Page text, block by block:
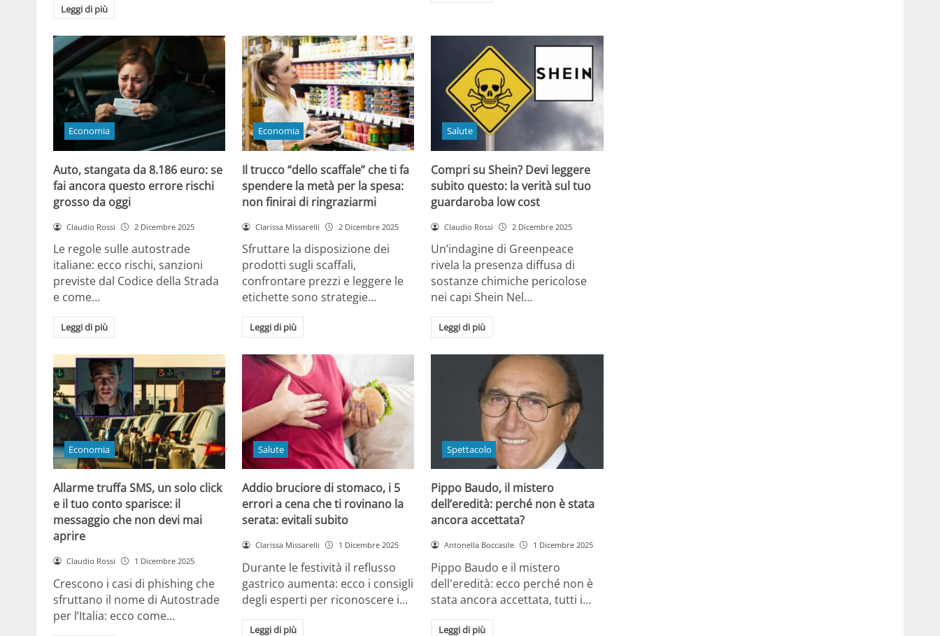
Leggi di più
Economia
Auto, stangata da 8.186 euro: se
fai ancora questo errore rischi
grosso da oggi
Claudio Rossi 2 Dicembre 2025
Le regole sulle autostrade
italiane: ecco rischi, sanzioni
previste dal Codice della Strada
e come…
Leggi di più
Economia
Il trucco “dello scaffale” che ti fa
spendere la metà per la spesa:
non finirai di ringraziarmi
Clarissa Missarelli 2 Dicembre 2025
Sfruttare la disposizione dei
prodotti sugli scaffali,
confrontare prezzi e leggere le
etichette sono strategie…
Leggi di più
Salute
Compri su Shein? Devi leggere
subito questo: la verità sul tuo
guardaroba low cost
Claudio Rossi 2 Dicembre 2025
Un’indagine di Greenpeace
rivela la presenza diffusa di
sostanze chimiche pericolose
nei capi Shein Nel…
Leggi di più
Economia
Allarme truffa SMS, un solo click
e il tuo conto sparisce: il
messaggio che non devi mai
aprire
Claudio Rossi 1 Dicembre 2025
Crescono i casi di phishing che
sfruttano il nome di Autostrade
per l’Italia: ecco come…
Salute
Addio bruciore di stomaco, i 5
errori a cena che ti rovinano la
serata: evitali subito
Clarissa Missarelli 1 Dicembre 2025
Durante le festività il reflusso
gastrico aumenta: ecco i consigli
degli esperti per riconoscere i…
Leggi di più
Spettacolo
Pippo Baudo, il mistero
dell’eredità: perché non è stata
ancora accettata?
Antonella Boccasile 1 Dicembre 2025
Pippo Baudo e il mistero
dell'eredità: ecco perché non è
stata ancora accettata, tutti i…
Leggi di più